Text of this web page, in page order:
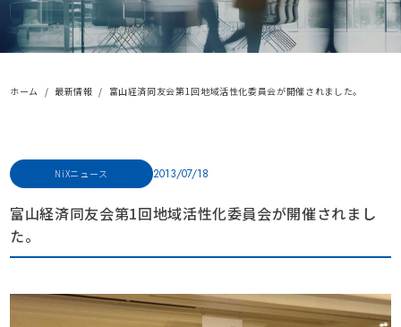
ホーム 最新情報 富山経済同友会第1回地域活性化委員会が開催されました。
NiXニュース 2013/07/18
富山経済同友会第1回地域活性化委員会が開催されまし
た。